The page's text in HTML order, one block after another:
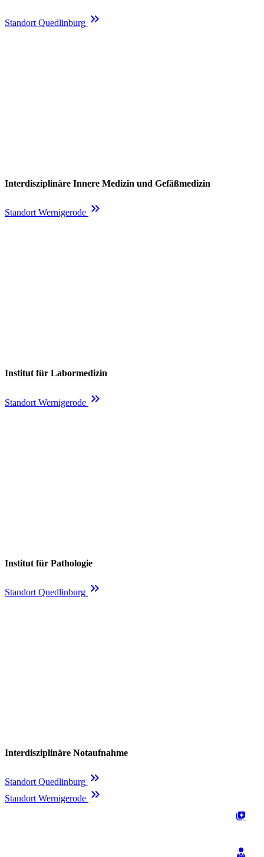
Standort Quedlinburg keyboard_double_arrow_right
Interdisziplinäre Innere Medizin und Gefäßmedizin
Standort Wernigerode keyboard_double_arrow_right
Institut für Labormedizin
Standort Wernigerode keyboard_double_arrow_right
Institut für Pathologie
Standort Quedlinburg keyboard_double_arrow_right
Interdisziplinäre Notaufnahme
Standort Quedlinburg keyboard_double_arrow_right
Standort Wernigerode keyboard_double_arrow_right